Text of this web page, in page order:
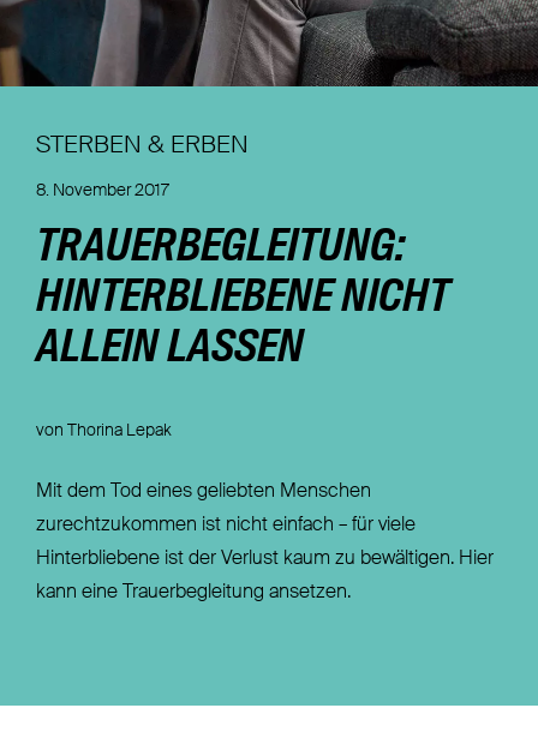
Nachhaltigkeit
STERBEN & ERBEN
8. November 2017
TRAUERBEGLEITUNG:
HINTERBLIEBENE NICHT
ALLEIN LASSEN
von Thorina Lepak
Mit dem Tod eines geliebten Menschen
zurechtzukommen ist nicht einfach – für viele
Hinterbliebene ist der Verlust kaum zu bewältigen. Hier
kann eine Trauerbegleitung ansetzen.